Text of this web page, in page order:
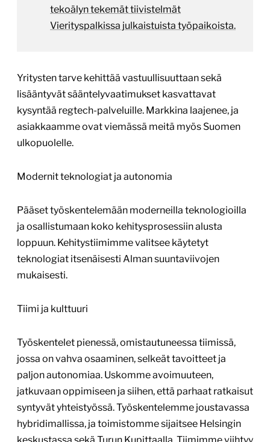
tekoälyn tekemät tiivistelmät
Vierityspalkissa julkaistuista työpaikoista.
Yritysten tarve kehittää vastuullisuuttaan sekä
lisääntyvät sääntelyvaatimukset kasvattavat
kysyntää regtech-palveluille. Markkina laajenee, ja
asiakkaamme ovat viemässä meitä myös Suomen
ulkopuolelle.
Modernit teknologiat ja autonomia
Pääset työskentelemään moderneilla teknologioilla
ja osallistumaan koko kehitysprosessiin alusta
loppuun. Kehitystiimimme valitsee käytetyt
teknologiat itsenäisesti Alman suuntaviivojen
mukaisesti.
Tiimi ja kulttuuri
Työskentelet pienessä, omistautuneessa tiimissä,
jossa on vahva osaaminen, selkeät tavoitteet ja
paljon autonomiaa. Uskomme avoimuuteen,
jatkuvaan oppimiseen ja siihen, että parhaat ratkaisut
syntyvät yhteistyössä. Työskentelemme joustavassa
hybridimallissa, ja toimistomme sijaitsee Helsingin